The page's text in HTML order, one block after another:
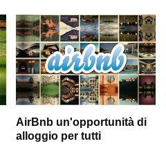
AirBnb un'opportunità di
alloggio per tutti